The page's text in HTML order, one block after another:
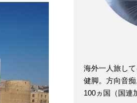
海外一人旅して
健脚。方向音痴
100ヵ国（国連